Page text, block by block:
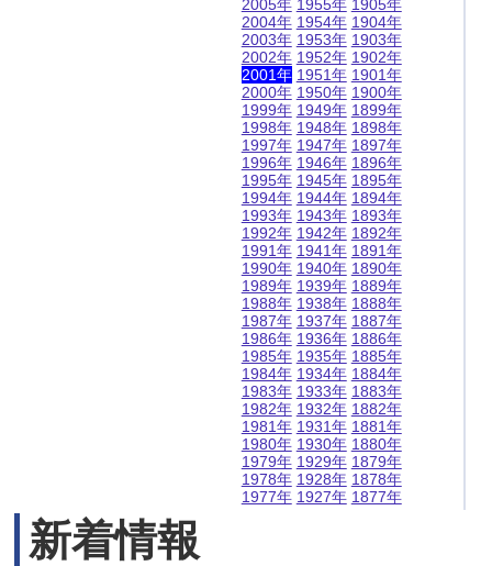
2005年
2004年
2003年
2002年
2001年
2000年
1999年
1998年
1997年
1996年
1995年
1994年
1993年
1992年
1991年
1990年
1989年
1988年
1987年
1986年
1985年
1984年
1983年
1982年
1981年
1980年
1979年
1978年
1977年
1955年
1954年
1953年
1952年
1951年
1950年
1949年
1948年
1947年
1946年
1945年
1944年
1943年
1942年
1941年
1940年
1939年
1938年
1937年
1936年
1935年
1934年
1933年
1932年
1931年
1930年
1929年
1928年
1927年
1905年
1904年
1903年
1902年
1901年
1900年
1899年
1898年
1897年
1896年
1895年
1894年
1893年
1892年
1891年
1890年
1889年
1888年
1887年
1886年
1885年
1884年
1883年
1882年
1881年
1880年
1879年
1878年
1877年
新着情報